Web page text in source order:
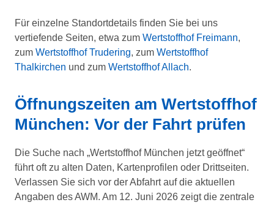
Für einzelne Standortdetails finden Sie bei uns
vertiefende Seiten, etwa zum Wertstoffhof Freimann,
zum Wertstoffhof Trudering, zum Wertstoffhof
Thalkirchen und zum Wertstoffhof Allach.
Öffnungszeiten am Wertstoffhof
München: Vor der Fahrt prüfen
Die Suche nach „Wertstoffhof München jetzt geöffnet“
führt oft zu alten Daten, Kartenprofilen oder Drittseiten.
Verlassen Sie sich vor der Abfahrt auf die aktuellen
Angaben des AWM. Am 12. Juni 2026 zeigt die zentrale